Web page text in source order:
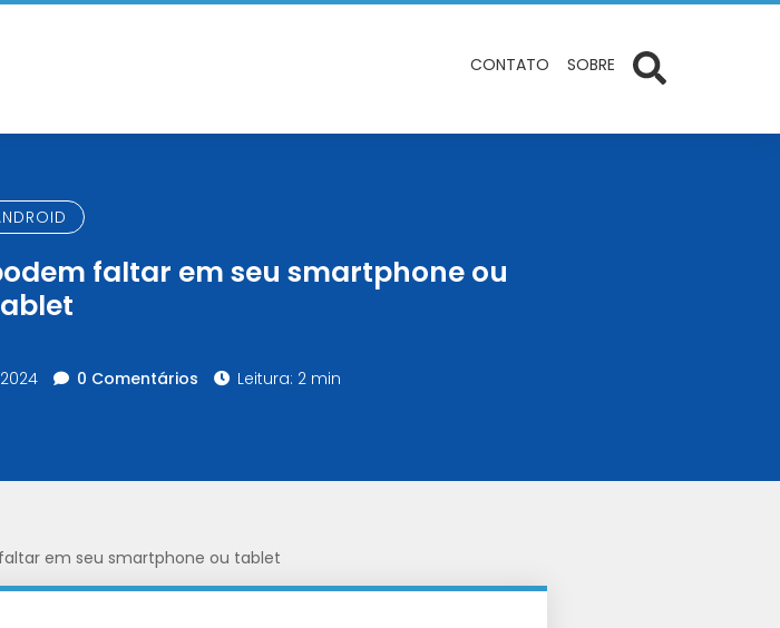
CONTATO SOBRE
faltar em seu smartphone ou
0 Comentários Leitura: 2 min
em seu smartphone ou tablet